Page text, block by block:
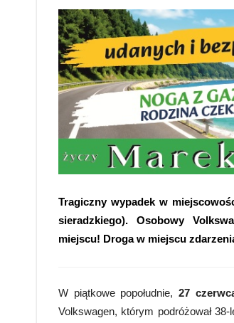
Tragiczny wypadek w
sieradzkiego). Osobowy
miejscu! Droga w miejscu
W piątkowe popołudnie, 27
Volkswagen, którym podróżował